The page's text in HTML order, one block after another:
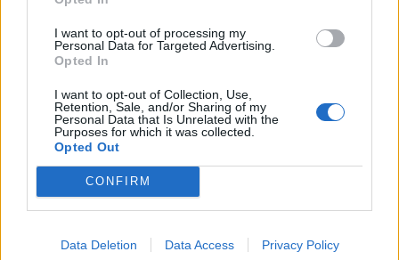
I want to opt-out of processing my
Personal Data for Targeted Advertising.
Opted In
I want to opt-out of Collection, Use,
Retention, Sale, and/or Sharing of my
Personal Data that Is Unrelated with the
Purposes for which it was collected.
Opted Out
CONFIRM
Data Deletion Data Access Privacy Policy
πύλες του σε όλους
ESG Report 2025: Πώς η ΑΒ Βασιλόπουλος μετατρέπει τη
βιωσιμότητα σε καθημερινή πράξη